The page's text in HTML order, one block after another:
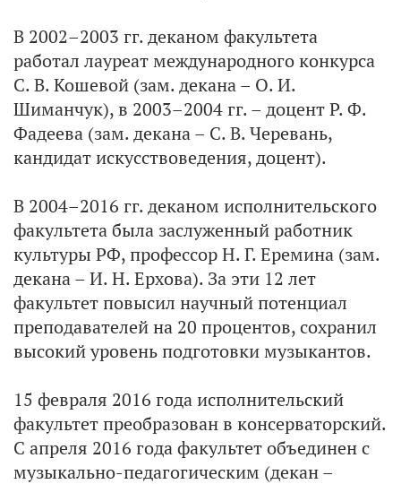
В 2002–2003 гг. деканом факультета
работал лауреат международного конкурса
С. В. Кошевой (зам. декана – О. И.
Шиманчук), в 2003–2004 гг. – доцент Р. Ф.
Фадеева (зам. декана – С. В. Черевань,
кандидат искусствоведения, доцент).
В 2004–2016 гг. деканом исполнительского
факультета была заслуженный работник
культуры РФ, профессор Н. Г. Еремина (зам.
декана – И. Н. Ерхова). За эти 12 лет
факультет повысил научный потенциал
преподавателей на 20 процентов, сохранил
высокий уровень подготовки музыкантов.
15 февраля 2016 года исполнительский
факультет преобразован в консерваторский.
С апреля 2016 года факультет объединен с
музыкально-педагогическим (декан –